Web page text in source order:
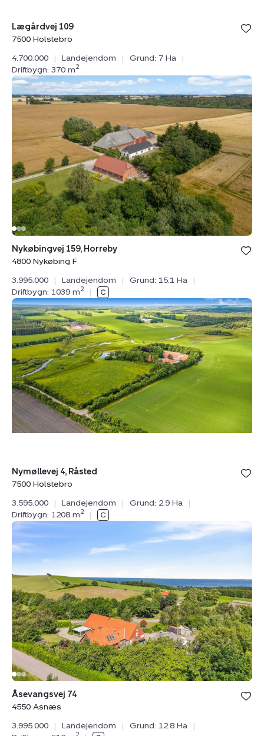
Bolig er
under
Lægårdvej 109
7500 Holstebro
4.700.000
| Landejendom | Grund: 7 Ha
|
Driftbygn: 370 m2
Landejendom:
Nykøbingvej
4800
Nykøbing
F
Bolig er
under
Nykøbingvej 159, Horreby
4800 Nykøbing F
3.995.000
| Landejendom | Grund: 15.1 Ha
|
Driftbygn: 1039 m2 |
Landejendom:
Nymøllevej
4,
Råsted,
7500
Holstebro
Bolig er
under
Nymøllevej 4, Råsted
7500 Holstebro
3.595.000
| Landejendom | Grund: 2.9 Ha
|
Driftbygn: 1208 m2 |
Landejendom:
Åsevangsvej
4550
Asnæs
Bolig er
under
Åsevangsvej 74
4550 Asnæs
3.995.000
| Landejendom | Grund: 12.8 Ha
|